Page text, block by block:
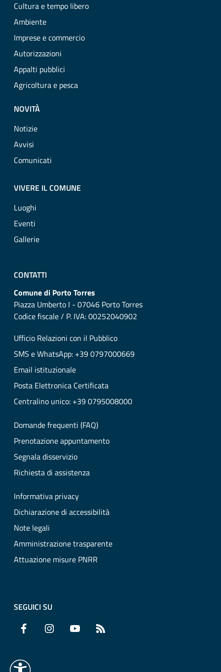
Cultura e tempo libero
Ambiente
Imprese e commercio
Autorizzazioni
Appalti pubblici
Agricoltura e pesca
NOVITÀ
Notizie
Avvisi
Comunicati
VIVERE IL COMUNE
Luoghi
Eventi
Gallerie
CONTATTI
Comune di Porto Torres
Piazza Umberto I - 07046 Porto Torres
Codice fiscale / P. IVA: 00252040902
Ufficio Relazioni con il Pubblico
SMS e WhatsApp: +39 0797000669
Email istituzionale
Posta Elettronica Certificata
Centralino unico: +39 0795008000
Domande frequenti (FAQ)
Prenotazione appuntamento
Segnala disservizio
Richiesta di assistenza
Informativa privacy
Dichiarazione di accessibilità
Note legali
Amministrazione trasparente
Attuazione misure PNRR
SEGUICI SU
Facebook Instagram YouTube